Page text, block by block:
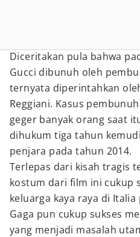
Diceritakan pula bahwa
Gucci dibunuh oleh
ternyata diperintahkan
Reggiani. Kasus
geger banyak orang saat
dihukum tiga tahun
penjara pada tahun 2014.
Terlepas dari kisah tragis
kostum dari film ini cukup
keluarga kaya raya di
Gaga pun cukup sukses
yang menjadi masalah